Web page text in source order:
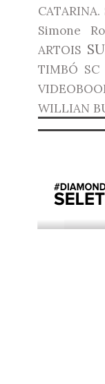
CATARINA.
Simone
ARTOIS
TIMBÓ SC
WILLIAN